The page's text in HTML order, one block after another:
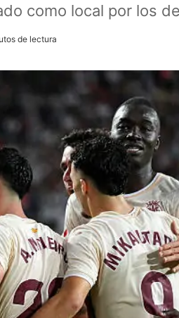
como local por los
de lectura